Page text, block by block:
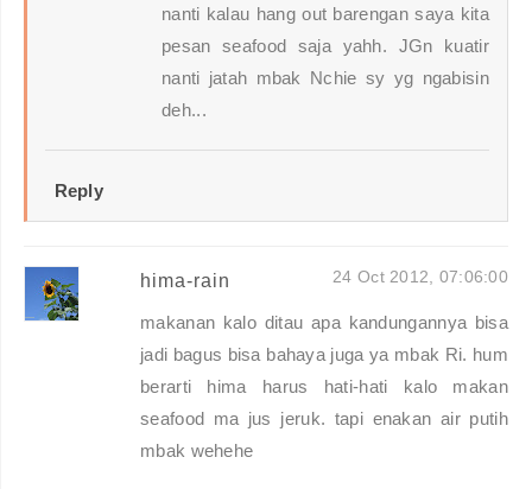
nanti kalau hang out barengan saya kita
pesan seafood saja yahh. JGn kuatir
nanti jatah mbak Nchie sy yg ngabisin
deh...
Reply
hima-rain 24 Oct 2012, 07:06:00
makanan kalo ditau apa kandungannya bisa
jadi bagus bisa bahaya juga ya mbak Ri. hum
berarti hima harus hati-hati kalo makan
seafood ma jus jeruk. tapi enakan air putih
mbak wehehe